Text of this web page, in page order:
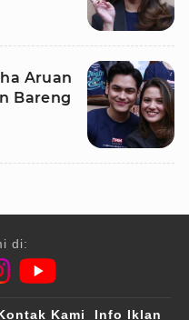
Aruan
Bareng
di:
Kami Info Iklan